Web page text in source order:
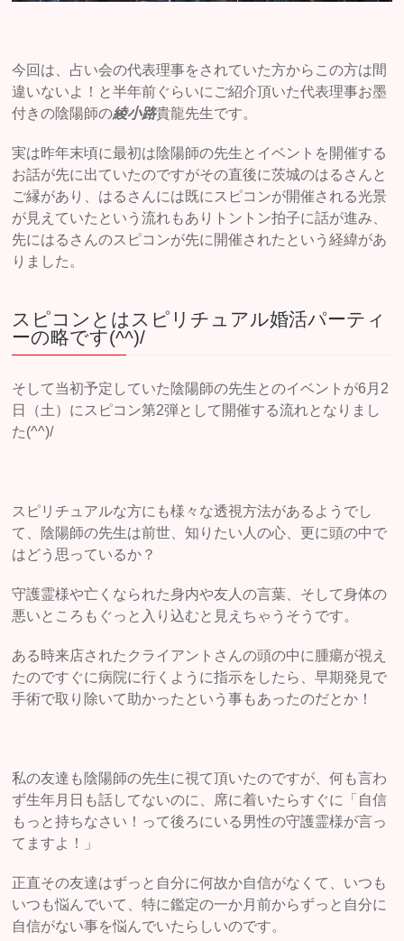
今回は、占い会の代表理事をされていた方からこの方は間
違いないよ！と半年前ぐらいにご紹介頂いた代表理事お墨
付きの陰陽師の綾小路貴龍先生です。
実は昨年末頃に最初は陰陽師の先生とイベントを開催する
お話が先に出ていたのですがその直後に茨城のはるさんと
ご縁があり、はるさんには既にスピコンが開催される光景
が見えていたという流れもありトントン拍子に話が進み、
先にはるさんのスピコンが先に開催されたという経緯があ
りました。
スピコンとはスピリチュアル婚活パーティ
ーの略です(^^)/
そして当初予定していた陰陽師の先生とのイベントが6月2
日（土）にスピコン第2弾として開催する流れとなりまし
た(^^)/
スピリチュアルな方にも様々な透視方法があるようでし
て、陰陽師の先生は前世、知りたい人の心、更に頭の中で
はどう思っているか？
守護霊様や亡くなられた身内や友人の言葉、そして身体の
悪いところもぐっと入り込むと見えちゃうそうです。
ある時来店されたクライアントさんの頭の中に腫瘍が視え
たのですぐに病院に行くように指示をしたら、早期発見で
手術で取り除いて助かったという事もあったのだとか！
私の友達も陰陽師の先生に視て頂いたのですが、何も言わ
ず生年月日も話してないのに、席に着いたらすぐに「自信
もっと持ちなさい！って後ろにいる男性の守護霊様が言っ
てますよ！」
正直その友達はずっと自分に何故か自信がなくて、いつも
いつも悩んでいて、特に鑑定の一か月前からずっと自分に
自信がない事を悩んでいたらしいのです。